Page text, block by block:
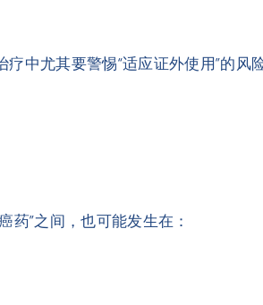
中尤其要警惕“适应证外使用”的风
”之间，也可能发生在：